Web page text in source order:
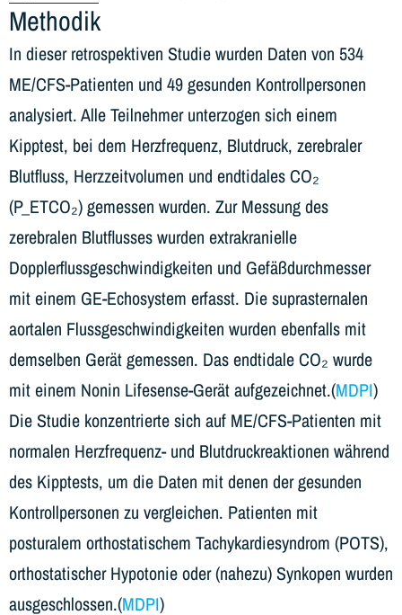
Methodik
In dieser retrospektiven Studie wurden Daten von 534
ME/CFS-Patienten und 49 gesunden Kontrollpersonen
analysiert. Alle Teilnehmer unterzogen sich einem
Kipptest, bei dem Herzfrequenz, Blutdruck, zerebraler
Blutfluss, Herzzeitvolumen und endtidales CO₂
(P_ETCO₂) gemessen wurden. Zur Messung des
zerebralen Blutflusses wurden extrakranielle
Dopplerflussgeschwindigkeiten und Gefäßdurchmesser
mit einem GE-Echosystem erfasst. Die suprasternalen
aortalen Flussgeschwindigkeiten wurden ebenfalls mit
demselben Gerät gemessen. Das endtidale CO₂ wurde
mit einem Nonin Lifesense-Gerät aufgezeichnet.(MDPI)
Die Studie konzentrierte sich auf ME/CFS-Patienten mit
normalen Herzfrequenz- und Blutdruckreaktionen während
des Kipptests, um die Daten mit denen der gesunden
Kontrollpersonen zu vergleichen. Patienten mit
posturalem orthostatischem Tachykardiesyndrom (POTS),
orthostatischer Hypotonie oder (nahezu) Synkopen wurden
ausgeschlossen.(MDPI)